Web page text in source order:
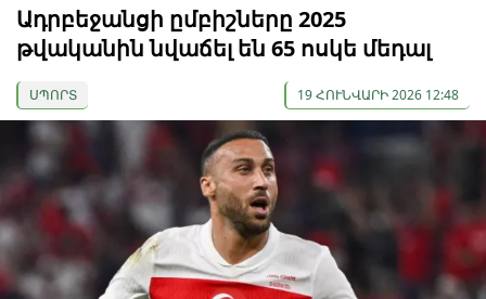
Ադրբեջանցի ըմբիշները 2025
թվականին նվաճել են 65 ոսկե մեդալ
ՍՊՈՐՏ 19 ՀՈՒՆՎԱՐԻ 2026 12:48